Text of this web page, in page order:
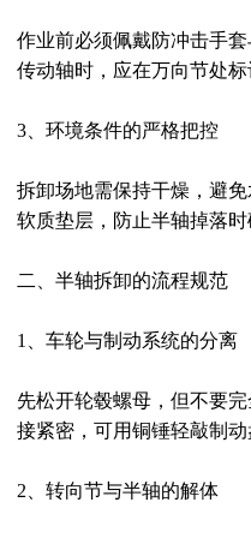
作业前必须佩戴防冲击手
传动轴时，应在万向节处
3、环境条件的严格把控
拆卸场地需保持干燥，避
软质垫层，防止半轴掉落时
二、半轴拆卸的流程规范
1、车轮与制动系统的分离
先松开轮毂螺母，但不要
接紧密，可用铜锤轻敲制
2、转向节与半轴的解体